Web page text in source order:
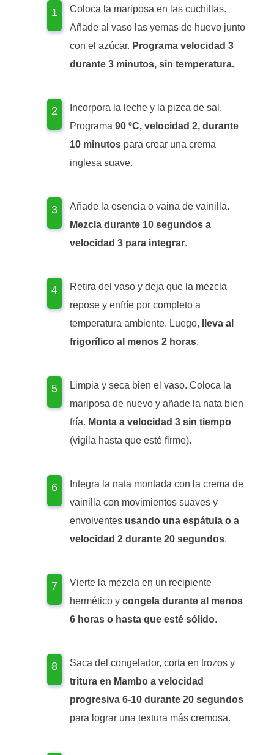
Coloca la mariposa en las cuchillas.
Añade al vaso las yemas de huevo junto
con el azúcar. Programa velocidad 3
durante 3 minutos, sin temperatura.
Incorpora la leche y la pizca de sal.
Programa 90 ºC, velocidad 2, durante
10 minutos para crear una crema
inglesa suave.
Añade la esencia o vaina de vainilla.
Mezcla durante 10 segundos a
velocidad 3 para integrar.
Retira del vaso y deja que la mezcla
repose y enfríe por completo a
temperatura ambiente. Luego,
lleva al
frigorífico al menos 2 horas.
Limpia y seca bien el vaso. Coloca la
mariposa de nuevo y añade la nata bien
fría. Monta a velocidad 3 sin tiempo
(vigila hasta que esté firme).
Integra la nata montada con la crema de
vainilla con movimientos suaves y
envolventes usando una espátula o a
velocidad 2 durante 20 segundos.
Vierte la mezcla en un recipiente
hermético y congela durante al menos
6 horas o hasta que esté sólido.
Saca del congelador, corta en trozos y
tritura en Mambo a velocidad
progresiva 6-10 durante 20 segundos
para lograr una textura más cremosa.